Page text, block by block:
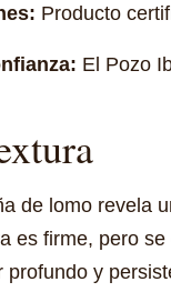
Producto
El Pozo
de lomo revela
es firme, pero
profundo y